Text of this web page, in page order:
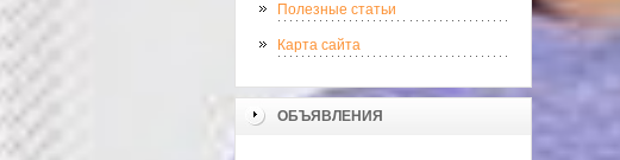
Полезные статьи
Карта сайта
ОБЪЯВЛЕНИЯ